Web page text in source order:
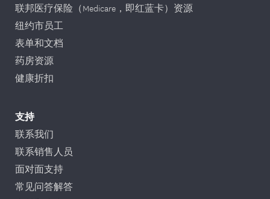
联邦医疗保险（Medicare，即红蓝卡）资源
纽约市员工
表单和文档
药房资源
健康折扣
支持
联系我们
联系销售人员
面对面支持
常见问答解答